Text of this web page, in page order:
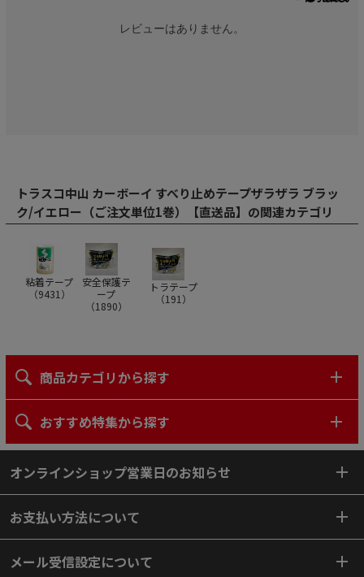
レビューはありません。
トラスコ中山 カーボーイ すべり止めテープザラザラ ブラッ
ク/イエロー（ご注文単位1巻）【直送品】の関連カテゴリ
粘着テープ
（9431）
安全保護テ
ープ
（1890）
トラテープ
（191 ）
商品カテゴリから探す
おすすめ特集から探す
オンラインショップ営業日のお知らせ
お支払い方法について
メール受信設定について